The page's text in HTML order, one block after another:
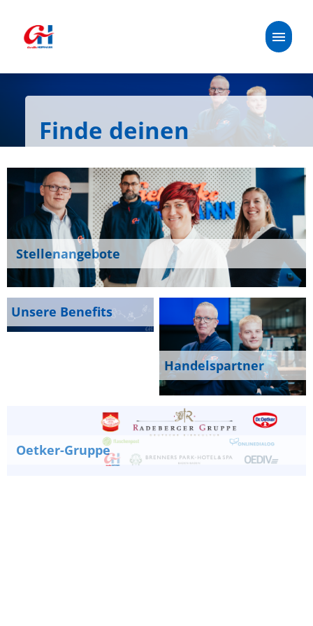
Stellenangebote
Handelspartner:in
Über uns
Oetker-Gruppe
Finde deinen
passenden Job!
Stellenangebote
Unsere Benefits
Handelspartner
Oetker-Gruppe